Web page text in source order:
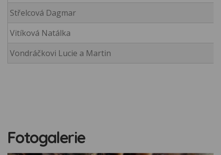
Střelcová Dagmar
Vitíková Natálka
Vondráčkovi Lucie a Martin
Fotogalerie